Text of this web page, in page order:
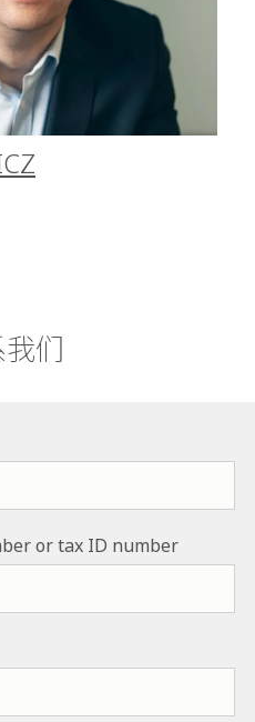
们
we are to provide the
or tax ID number
National Court Register